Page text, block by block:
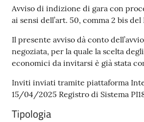
Avviso di indizione di gara con
ai sensi dell’art. 50, comma 2 bis
Il presente avviso dà conto
negoziata, per la quale la scelta
economici da invitarsi è già stata
Inviti inviati tramite piattaforma
15/04/2025 Registro di Sistema
Tipologia